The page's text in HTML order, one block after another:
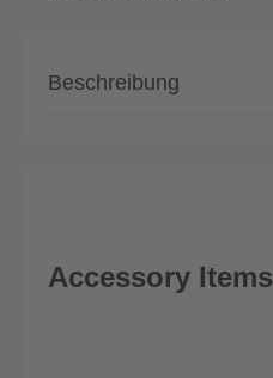
Beschreibung
Accessory Items